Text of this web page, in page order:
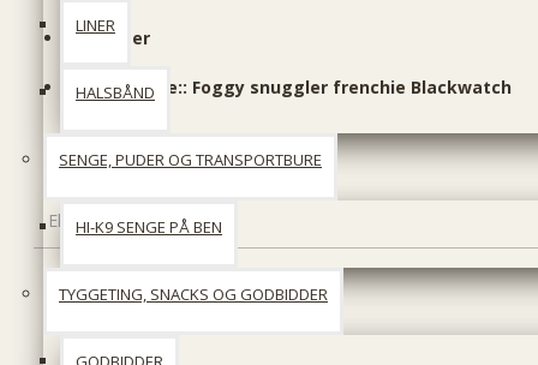
LINER
HALSBÅND
SENGE, PUDER OG TRANSPORTBURE
HI-K9 SENGE PÅ BEN
TYGGETING, SNACKS OG GODBIDDER
175 DKK
Ekskl. moms: 140 DKK
På lager
Produktkode:: Foggy snuggler frenchie Blackwatch
Størrelse inches